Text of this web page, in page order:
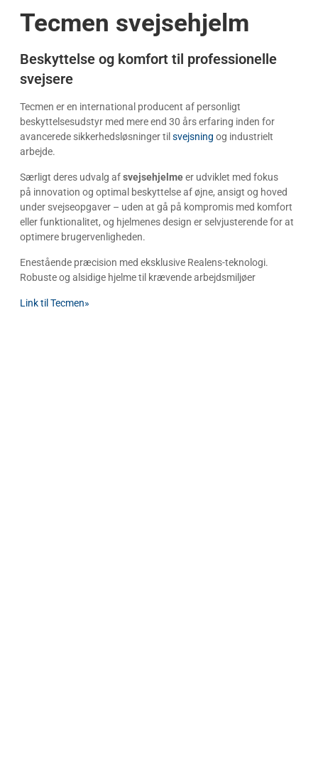
Tecmen svejsehjelm
Beskyttelse og komfort til professionelle
svejsere
Tecmen er en international producent af personligt
beskyttelsesudstyr med mere end 30 års erfaring inden for
avancerede sikkerhedsløsninger tilsvejsning og industrielt
arbejde.
Særligt deres udvalg af svejsehjelmeer udviklet med fokus
på innovation og optimal beskyttelse af øjne, ansigt og hoved
under svejseopgaver – uden at gå på kompromis med komfort
eller funktionalitet, og hjelmenes design er selvjusterende for at
optimere brugervenligheden.
Enestående præcision med eksklusive Realens-teknologi.
Robuste og alsidige hjelme til krævende arbejdsmiljøer
Link til Tecmen»